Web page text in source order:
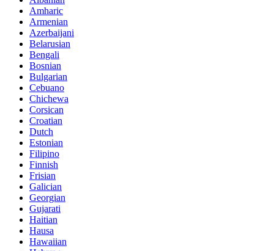
Amharic
Armenian
Azerbaijani
Belarusian
Bengali
Bosnian
Bulgarian
Cebuano
Chichewa
Corsican
Croatian
Dutch
Estonian
Filipino
Finnish
Frisian
Galician
Georgian
Gujarati
Haitian
Hausa
Hawaiian